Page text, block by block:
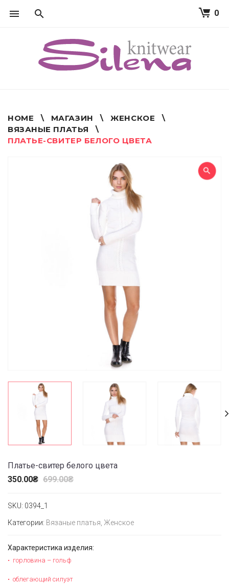
0
HOME \ МАГАЗИН \ ЖЕНСКОЕ
\
ВЯЗАНЫЕ ПЛАТЬЯ
\
ПЛАТЬЕ-СВИТЕР БЕЛОГО ЦВЕТА
СКИДКА
Платье-свитер белого цвета
350.00₴ 699.00₴
SKU: 0394_1
Категории: Вязаные платья, Женское
Характеристика изделия:
горловина – гольф
облегающий силуэт